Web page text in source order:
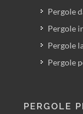
Pergole
Pergole
Pergole
Pergole
PERGOLE